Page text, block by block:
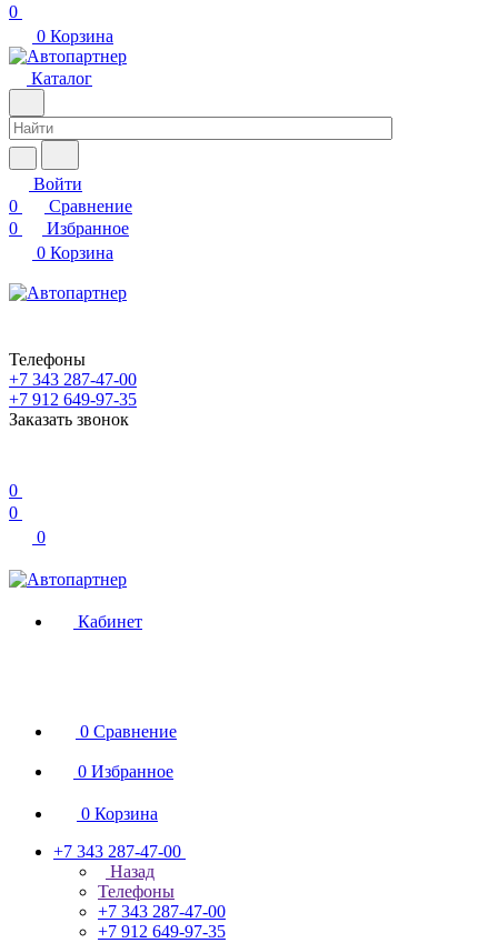
0
0 Корзина
Каталог
Войти
0
Сравнение
0
Избранное
0 Корзина
Телефоны
+7 343 287-47-00
+7 912 649-97-35
Заказать звонок
0
0
0
Кабинет
0 Сравнение
0 Избранное
0 Корзина
+7 343 287-47-00
Назад
Телефоны
+7 343 287-47-00
+7 912 649-97-35